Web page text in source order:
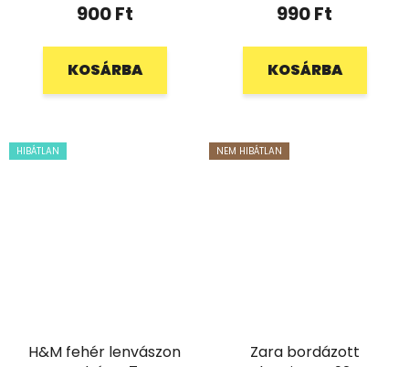
900 Ft
KOSÁRBA
990 Ft
KOSÁRBA
HIBÁTLAN
H&M fehér lenvászon
NEM HIBÁTLAN
Zara bordázott